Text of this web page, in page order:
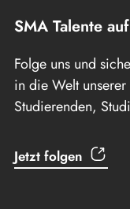
SMA Talente
Folge uns und
in die Welt
Studierenden,
Jetzt folgen